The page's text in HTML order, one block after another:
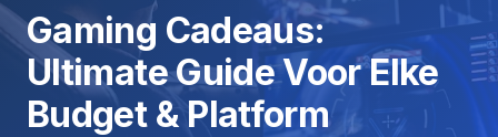
Gaming Cadeaus:
Ultimate Guide Voor Elke
Budget & Platform